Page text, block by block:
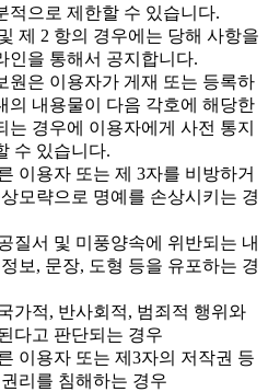
적으로 제한할 수 있습니다.
제 2 항의 경우에는 당해 사항을
인을 통해서 공지합니다.
은 이용자가 게재 또는 등록하
의 내용물이 다음 각호에 해당한
는 경우에 이용자에게 사전 통지
수 있습니다.
이용자 또는 제 3자를 비방하거
모략으로 명예를 손상시키는 경
질서 및 미풍양속에 위반되는 내
보, 문장, 도형 등을 유포하는 경
가적, 반사회적, 범죄적 행위와
다고 판단되는 경우
이용자 또는 제3자의 저작권 등
리를 침해하는 경우